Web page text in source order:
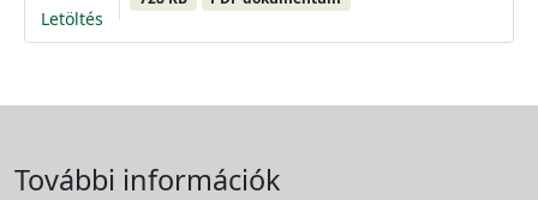
Letöltés
További információk